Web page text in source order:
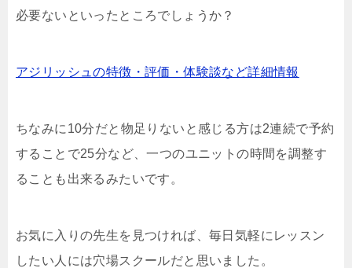
必要ないといったところでしょうか？
アジリッシュの特徴・評価・体験談など詳細情報
ちなみに10分だと物足りないと感じる方は2連続で予約
することで25分など、一つのユニットの時間を調整す
ることも出来るみたいです。
お気に入りの先生を見つければ、毎日気軽にレッスン
したい人には穴場スクールだと思いました。